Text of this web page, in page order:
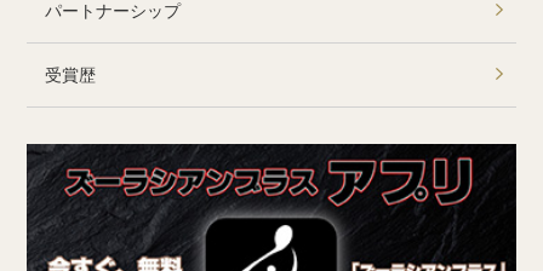
パートナーシップ
受賞歴